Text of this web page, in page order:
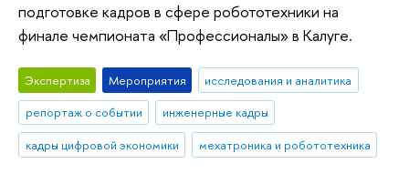
подготовке кадров в сфере робототехники на
финале чемпионата «Профессионалы» в Калуге.
Экспертиза Мероприятия
исследования и аналитика
репортаж о событии
инженерные кадры
кадры цифровой экономики
мехатроника и робототехника